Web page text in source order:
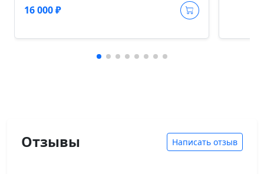
16 000 ₽
Отзывы Написать отзыв